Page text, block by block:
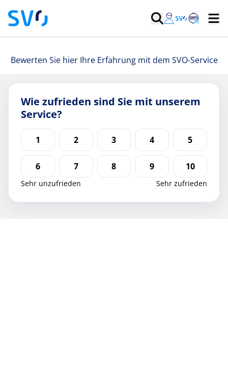
Bewerten Sie hier Ihre Erfahrung mit dem SVO-Service
Wie zufrieden sind Sie mit unserem
Service?
Bewertungsskala von 1 (Sehr unzufrieden) bis 10
1 2 3 4 5
6 7 8 9 10
Sehr unzufrieden Sehr zufrieden